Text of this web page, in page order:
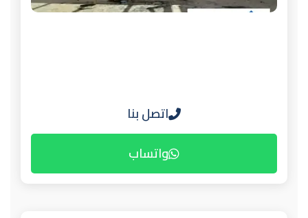
اتصل بنا
واتساب